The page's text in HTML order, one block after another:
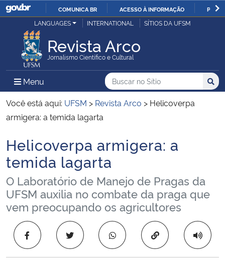
IR
O
COMUNICA BR ACESSO À INFORMAÇÃO
Ministério da Justiça e Segurança Pública
Ministério da Defesa
Ministério das Relações Exteriores
Ministério da Infraestrutura
Ministério da Agricultura, Pecuária e Abastecimento
Ministério da Educação
Ministério da Cidadania
Ministério da Saúde
LANGUAGES INTERNATIONAL SÍTIOS DA UFSM
Revista Arco
Jornalismo Científico e Cultural
Menu Menu Principal do Sítio
Busca
Buscar no no Sítio
Busca:
Você está aqui: UFSM > Revista Arco > Helicoverpa
armigera: a temida lagarta
Início do conteúdo
Helicoverpa armigera: a
temida lagarta
O Laboratório de Manejo de Pragas da
UFSM auxilia no combate da praga que
vem preocupando os agricultores
Copiar para área